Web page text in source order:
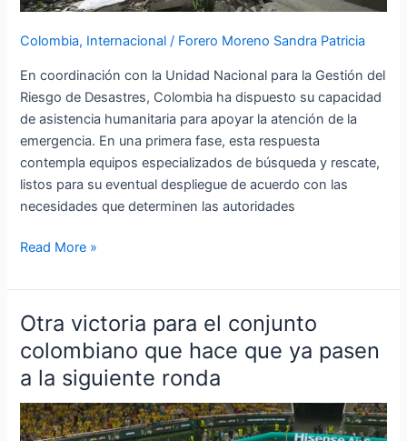
Colombia, Internacional / Forero Moreno Sandra Patricia
En coordinación con la Unidad Nacional para la Gestión del
Riesgo de Desastres, Colombia ha dispuesto su capacidad
de asistencia humanitaria para apoyar la atención de la
emergencia. En una primera fase, esta respuesta
contempla equipos especializados de búsqueda y rescate,
listos para su eventual despliegue de acuerdo con las
necesidades que determinen las autoridades
24
Read More »
Otra victoria para el conjunto
colombiano que hace que ya pasen
a la siguiente ronda
Otra
victoria
para
el
conjunto
colombiano